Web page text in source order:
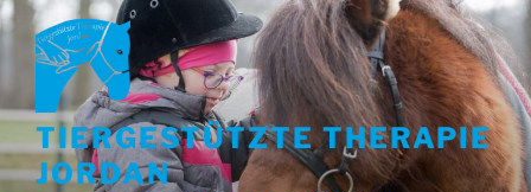
Zum
Inhalt
springen
TIERGESTÜTZTE THERAPIE
JORDAN